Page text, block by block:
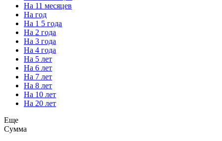
На 11 месяцев
На год
На 1 5 года
На 2 года
На 3 года
На 4 года
На 5 лет
На 6 лет
На 7 лет
На 8 лет
На 10 лет
На 20 лет
Еще
Сумма